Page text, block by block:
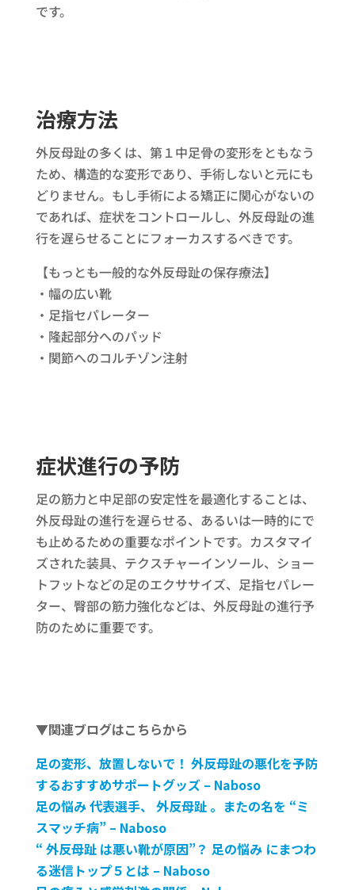
です。
治療方法
外反母趾の多くは、第１中足骨の変形をともなう
ため、構造的な変形であり、手術しないと元にも
どりません。もし手術による矯正に関心がないの
であれば、症状をコントロールし、外反母趾の進
行を遅らせることにフォーカスするべきです。
【もっとも一般的な外反母趾の保存療法】
・幅の広い靴
・足指セパレーター
・隆起部分へのパッド
・関節へのコルチゾン注射
症状進行の予防
足の筋力と中足部の安定性を最適化することは、
外反母趾の進行を遅らせる、あるいは一時的にで
も止めるための重要なポイントです。カスタマイ
ズされた装具、テクスチャーインソール、ショー
トフットなどの足のエクササイズ、足指セパレー
ター、臀部の筋力強化などは、外反母趾の進行予
防のために重要です。
▼関連ブログはこちらから
足の変形、放置しないで！ 外反母趾の悪化を予防
するおすすめサポートグッズ – Naboso
足の悩み 代表選手、 外反母趾 。またの名を “ミ
スマッチ病” – Naboso
“ 外反母趾 は悪い靴が原因”？ 足の悩み にまつわ
る迷信トップ５とは – Naboso